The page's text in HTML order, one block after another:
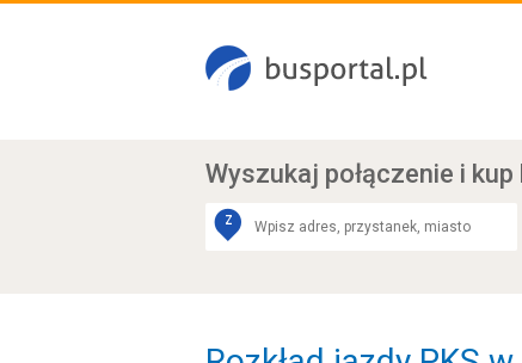
Wyszukaj połączenie i kup
Z